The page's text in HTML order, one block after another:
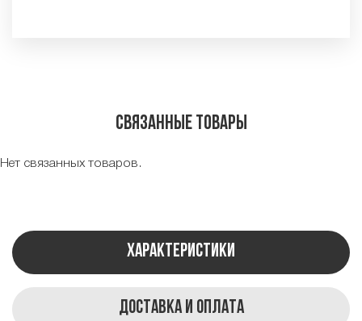
Связанные товары
Нет связанных товаров.
Характеристики
Доставка и оплата